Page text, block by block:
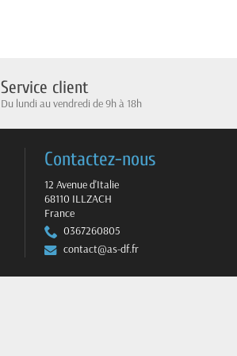
Service client
Du lundi au vendredi de 9h à 18h
Contactez-nous
12 Avenue d'Italie
68110 ILLZACH
France
0367260805
contact@as-df.fr